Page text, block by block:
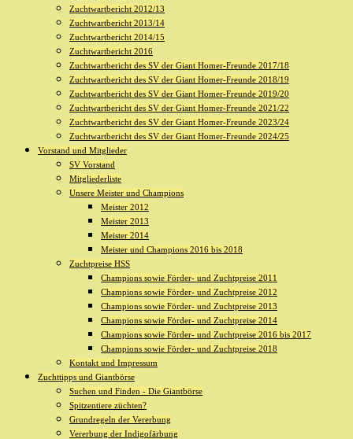
Zuchtwartbericht 2012/13
Zuchtwartbericht 2013/14
Zuchtwartbericht 2014/15
Zuchtwartbericht 2016
Zuchtwartbericht des SV der Giant Homer-Freunde 2017/18
Zuchtwartbericht des SV der Giant Homer-Freunde 2018/19
Zuchtwartbericht des SV der Giant Homer-Freunde 2019/20
Zuchtwartbericht des SV der Giant Homer-Freunde 2021/22
Zuchtwartbericht des SV der Giant Homer-Freunde 2023/24
Zuchtwartbericht des SV der Giant Homer-Freunde 2024/25
Vorstand und Mitglieder
SV Vorstand
Mitgliederliste
Unsere Meister und Champions
Meister 2012
Meister 2013
Meister 2014
Meister und Champions 2016 bis 2018
Zuchtpreise HSS
Champions sowie Förder- und Zuchtpreise 2011
Champions sowie Förder- und Zuchtpreise 2012
Champions sowie Förder- und Zuchtpreise 2013
Champions sowie Förder- und Zuchtpreise 2014
Champions sowie Förder- und Zuchtpreise 2016 bis 2017
Champions sowie Förder- und Zuchtpreise 2018
Kontakt und Impressum
Zuchttipps und Giantbörse
Suchen und Finden - Die Giantbörse
Spitzentiere züchten?
Grundregeln der Vererbung
Vererbung der Indigofärbung